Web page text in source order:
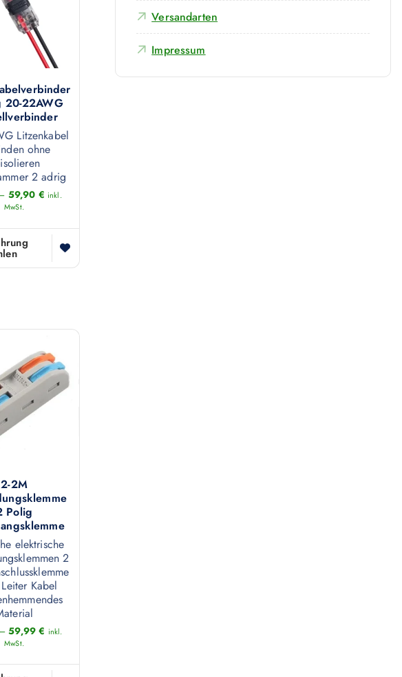
20-22AWG
Litzenkabel
ohne
2 adrig
59,90 € inkl.
MwSt.
D
e
P
r
o
d
t
w
e
i
s
t
m
e
h
r
e
2-2M
Polig
elektrische
2
Kabel
–59,99€ inkl.
MwSt.
Versandarten
Impressum